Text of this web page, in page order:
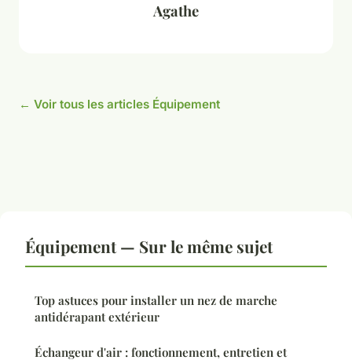
Agathe
← Voir tous les articles Équipement
Équipement — Sur le même sujet
Top astuces pour installer un nez de marche
antidérapant extérieur
Échangeur d'air : fonctionnement, entretien et